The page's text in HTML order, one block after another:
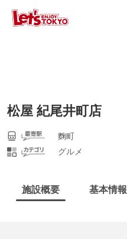
松屋 紀尾井町店
麴町
グルメ
施設概要 基本情報